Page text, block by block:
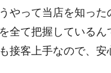
やって当店を知った
全て把握しているん
接客上手なので、安